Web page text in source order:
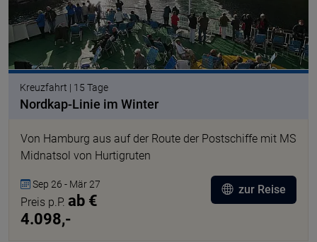
Kreuzfahrt | 15 Tage
Nordkap-Linie im Winter
Von Hamburg aus auf der Route der Postschiffe mit MS
Midnatsol von Hurtigruten
Sep 26 - Mär 27
Preis p.P. ab €
4.098,-
zur Reise